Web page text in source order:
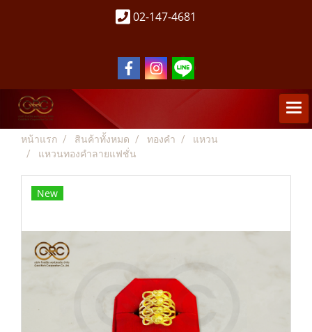
02-147-4681
หน้าแรก สินค้าทั้งหมด ทองคำ
แหวน
แหวนทองคำลายแฟชั่น
New